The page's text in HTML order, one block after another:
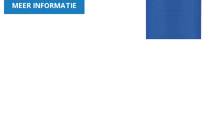
MEER INFORMATIE